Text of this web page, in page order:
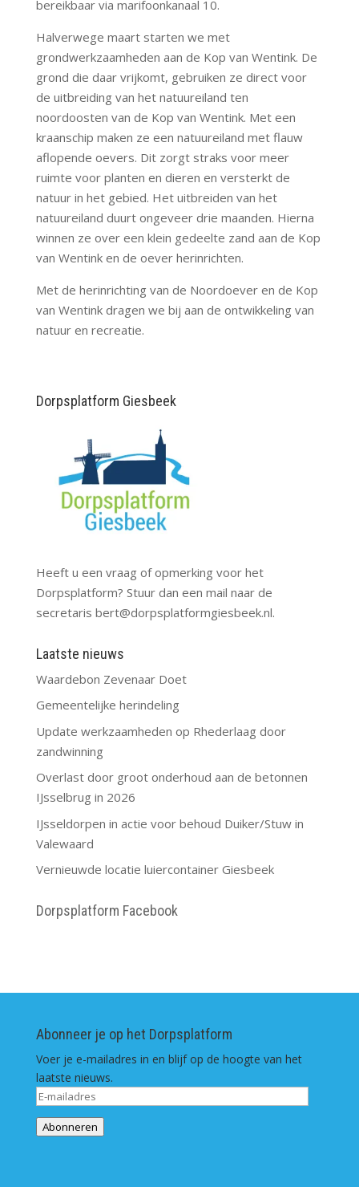
bereikbaar via marifoonkanaal 10.
Halverwege maart starten we met
grondwerkzaamheden aan de Kop van Wentink. De
grond die daar vrijkomt, gebruiken ze direct voor
de uitbreiding van het natuureiland ten
noordoosten van de Kop van Wentink. Met een
kraanschip maken ze een natuureiland met flauw
aflopende oevers. Dit zorgt straks voor meer
ruimte voor planten en dieren en versterkt de
natuur in het gebied. Het uitbreiden van het
natuureiland duurt ongeveer drie maanden. Hierna
winnen ze over een klein gedeelte zand aan de Kop
van Wentink en de oever herinrichten.
Met de herinrichting van de Noordoever en de Kop
van Wentink dragen we bij aan de ontwikkeling van
natuur en recreatie.
Dorpsplatform Giesbeek
Heeft u een vraag of opmerking voor het
Dorpsplatform? Stuur dan een mail naar de
secretaris bert@dorpsplatformgiesbeek.nl.
Laatste nieuws
Waardebon Zevenaar Doet
Gemeentelijke herindeling
Update werkzaamheden op Rhederlaag door
zandwinning
Overlast door groot onderhoud aan de betonnen
IJsselbrug in 2026
IJsseldorpen in actie voor behoud Duiker/Stuw in
Valewaard
Vernieuwde locatie luiercontainer Giesbeek
Dorpsplatform Facebook
Abonneer je op het Dorpsplatform
Voer je e-mailadres in en blijf op de hoogte van het
laatste nieuws.
E-
mailadres
Abonneren